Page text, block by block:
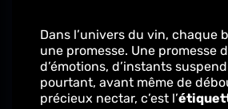
Dans l’univers du vin, chaque
une promesse. Une promesse
d’émotions, d’instants
pourtant, avant même de
précieux nectar, c’est l’